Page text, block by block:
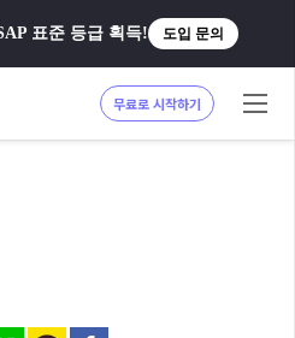
표준 등급 획득! 도입 문의
무료로 시작하기